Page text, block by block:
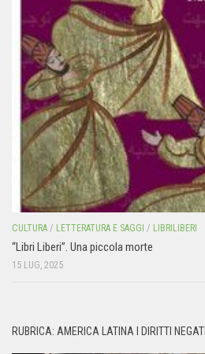
CULTURA / LETTERATURA E SAGGI / LIBRILIBERI
“Libri Liberi”. Una piccola morte
15 LUG, 2025
RUBRICA: AMERICA LATINA I DIRITTI NEGATI